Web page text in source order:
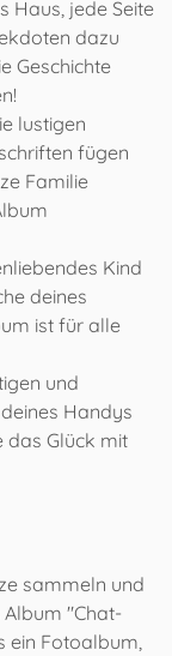
Haus, jede Seite
dazu
Geschichte
lustigen
fügen
Familie
Kind
deines
ist für alle
und
Handys
das Glück mit
sammeln und
"Chat-
ein Fotoalbum,